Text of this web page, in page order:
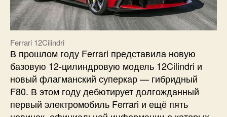
Ferrari 12Cilindri
В прошлом году Ferrari представила новую
базовую 12-цилиндровую модель 12Cilindri и
новый флагманский суперкар — гибридный
F80. В этом году дебютирует долгожданный
первый электромобиль Ferrari и ещё пять